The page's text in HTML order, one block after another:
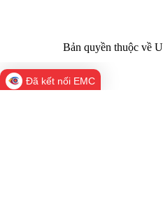
Bản quyền thuộc về
Đã kết nối EMC